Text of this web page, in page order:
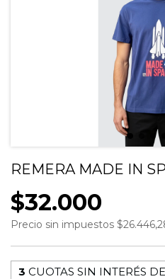
REMERA MADE IN
$32.000
Precio sin impuestos
3 CUOTAS SIN INTERÉS DE